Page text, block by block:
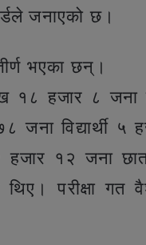
जनाएको छ।
भएका छन्।
१८ हजार ८ जना
विद्यार्थी ५
हजार १२ जना
परीक्षा गत